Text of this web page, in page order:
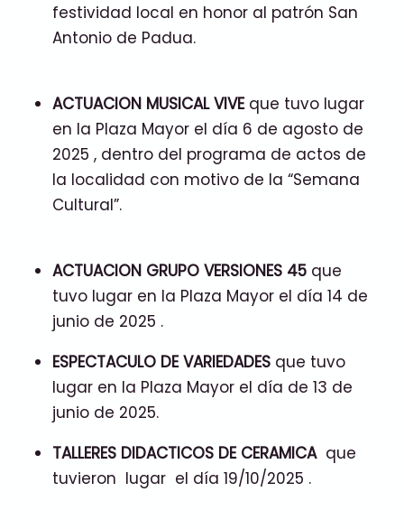
festividad local en honor al patrón San
Antonio de Padua.
ACTUACION MUSICAL VIVEque tuvo lugar
en la Plaza Mayor el día 6 de agosto de
2025 , dentro del programa de actos de
la localidad con motivo de la “Semana
Cultural”.
ACTUACION GRUPO VERSIONES 45 que
tuvo lugar en la Plaza Mayor el día 14 de
junio de 2025 .
ESPECTACULO DE VARIEDADESque tuvo
lugar en la Plaza Mayor el día de 13 de
junio de 2025.
TALLERES DIDACTICOS DE CERAMICAque
tuvieron lugar el día 19/10/2025 .